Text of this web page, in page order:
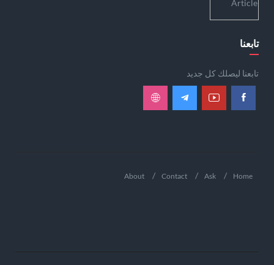
تابعنا
تابعنا ليصلك كل جديد
Home
Ask
Contact
About